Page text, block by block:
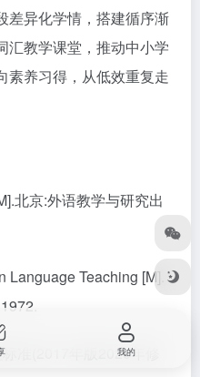
差异化学情，搭建循序渐
汇教学课堂，推动中小学
素养习得，从低效重复走
北京:外语教学与研究出
Teaching [M].
准(2017年版2020年修
我的